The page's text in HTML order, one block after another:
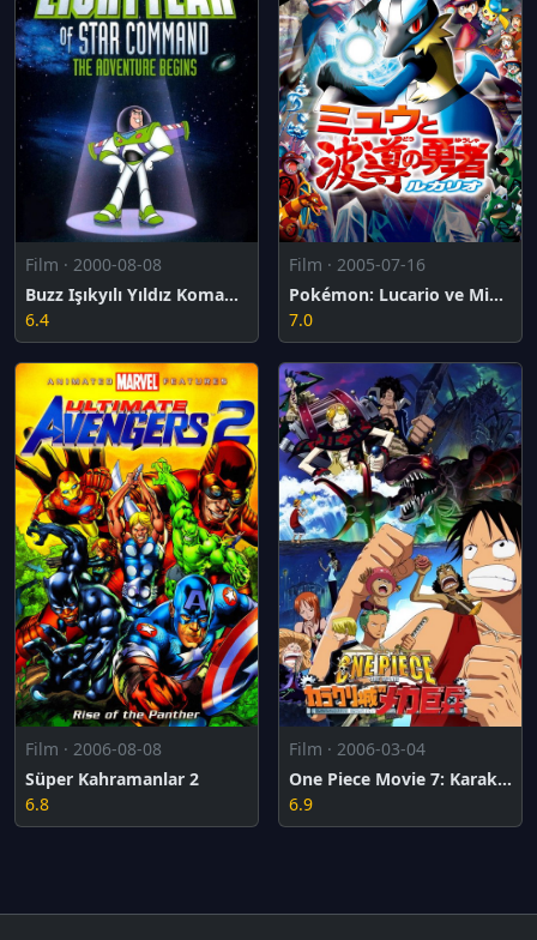
Film · 2000-08-08
Buzz Işıkyılı Yıldız Komandosu: Macera Başlıyor
6.4
Film · 2005-07-16
Pokémon: Lucario ve Miyav 'ın Gizemi
7.0
Film · 2006-08-08
Süper Kahramanlar 2
6.8
Film · 2006-03-04
One Piece Movie 7: Karakuri-jou no Mecha Kyohei
6.9